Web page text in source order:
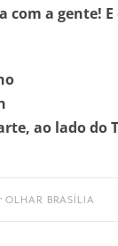
com a gente!
ao lado do
OLHAR BRASÍLIA